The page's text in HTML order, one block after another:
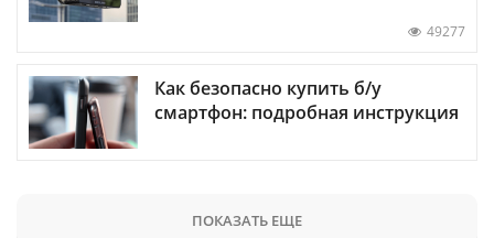
49277
Как безопасно купить б/у
смартфон: подробная инструкция
ПОКАЗАТЬ ЕЩЕ